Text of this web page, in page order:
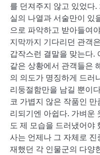
를 던져주지 않고 있었다
실의 나열과 서술만이 있
으로 파악하고 받아들여
지막까지 기다리던 관객
갑작스런 결말을 맞는다.
같은 상황에서 관객들은
의 의도가 명징하게 드러
리둥절함만을 남길 뿐이
코 가볍지 않은 작품인
리되기엔 아쉽다. 가벼운
도 제 모습을 드러냈어야
사는 언제나 그 자체로
재했던 각 인물군의 다양